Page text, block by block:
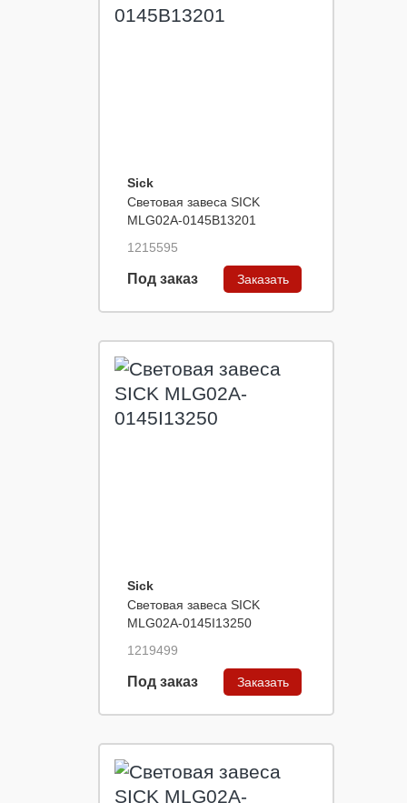
Sick
Световая завеса SICK
MLG02A-0145B13201
1215595
Под заказ Заказать
Sick
Световая завеса SICK
MLG02A-0145I13250
1219499
Под заказ Заказать